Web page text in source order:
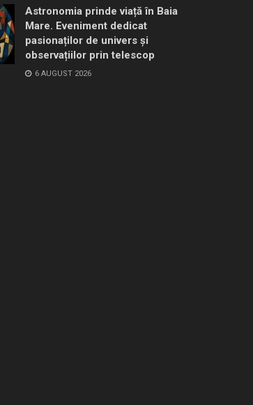
Astronomia prinde viață în Baia
Mare. Eveniment dedicat
pasionaților de univers și
observațiilor prin telescop
6 AUGUST 2026